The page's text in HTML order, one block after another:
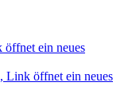
ein neues
Link öffnet ein neues